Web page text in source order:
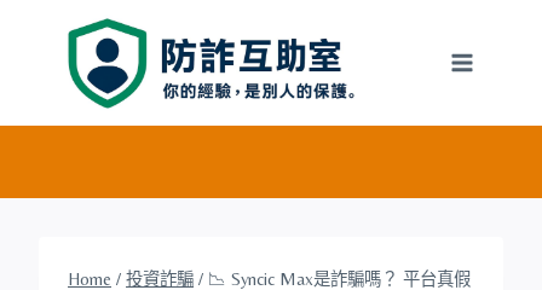
Home / 投資詐騙 / 📉 Syncic Max是詐騙嗎？ 平台真假